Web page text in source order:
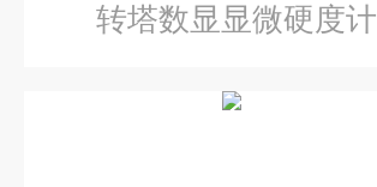
转塔数显显微硬度计